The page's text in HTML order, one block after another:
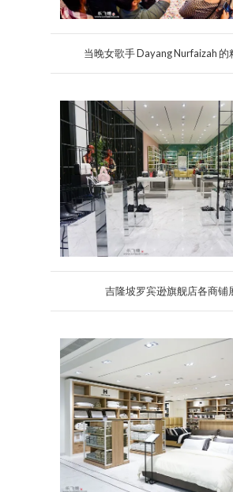
当晚女歌手 Dayang Nurfaizah 的
吉隆坡罗宾逊旗舰店各商铺